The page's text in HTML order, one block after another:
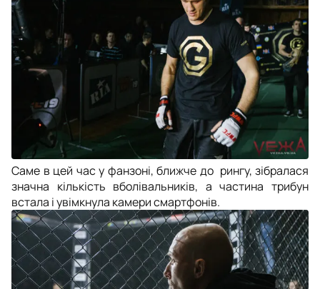
Саме в цей час у фанзоні, ближче до рингу, зібралася
значна кількість вболівальників, а частина трибун
встала і увімкнула камери смартфонів.